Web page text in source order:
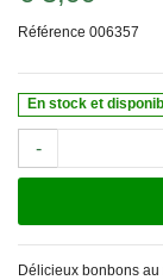
Référence 006357
En stock et
-
Délicieux bonbons